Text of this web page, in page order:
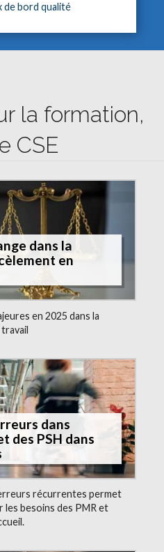
de bord qualité
la formation,
CSE
dans la
en
en 2025 dans la
dans
des PSH dans
récurrentes permet
les besoins des PMR et